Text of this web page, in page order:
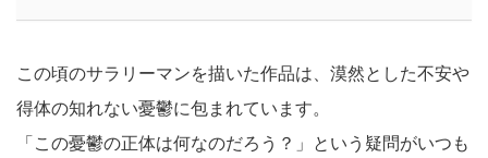
この頃のサラリーマンを描いた作品は、漠然とした不安や
得体の知れない憂鬱に包まれています。
「この憂鬱の正体は何なのだろう？」という疑問がいつも